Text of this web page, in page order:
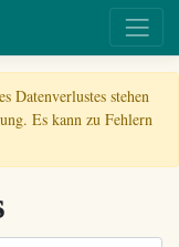
Datenverlustes stehen
Es kann zu Fehlern